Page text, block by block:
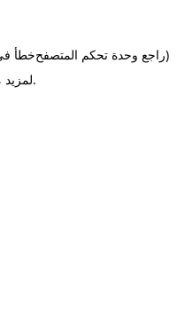
خطأ(راجع وحدة تحكم المتصفح
.